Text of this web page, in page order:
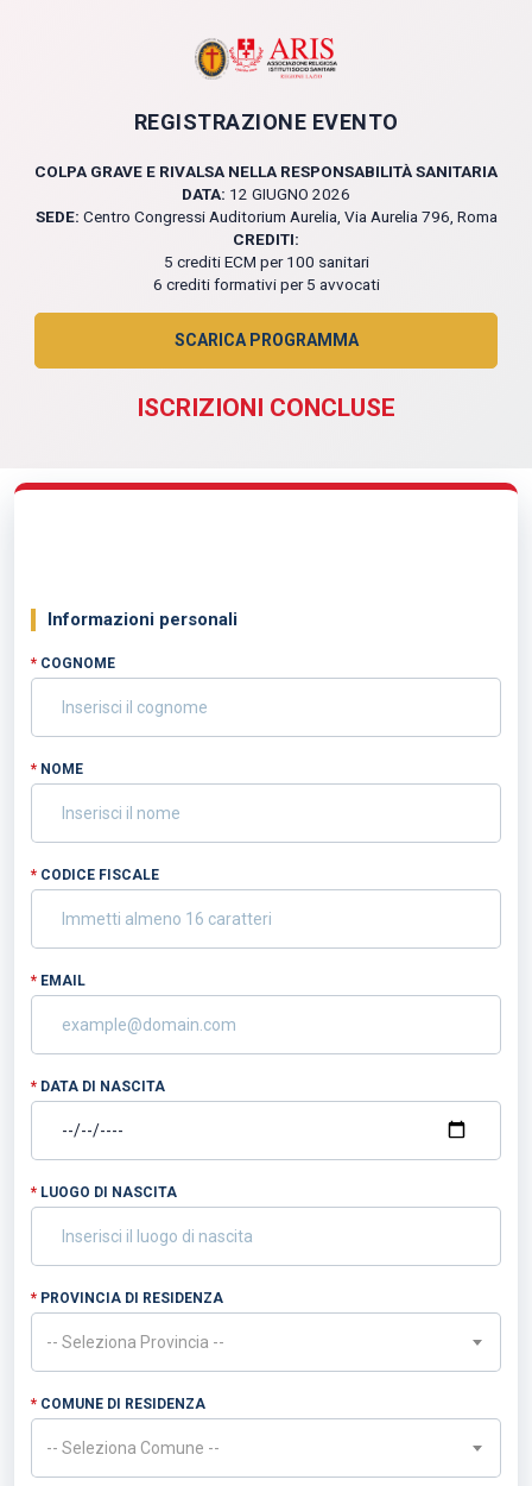
Registrazione
REGISTRAZIONE EVENTO
COLPA GRAVE E RIVALSA NELLA RESPONSABILITÀ SANITARIA
DATA: 12 GIUGNO 2026
SEDE: Centro Congressi Auditorium Aurelia, Via Aurelia 796, Roma
CREDITI:
5 crediti ECM per 100 sanitari
6 crediti formativi per 5 avvocati
SCARICA PROGRAMMA
ISCRIZIONI CONCLUSE
Informazioni personali
* COGNOME
* NOME
* CODICE FISCALE
* EMAIL
* DATA DI NASCITA
* LUOGO DI NASCITA
* PROVINCIA DI RESIDENZA
Required
-- Seleziona Provincia --
* COMUNE DI RESIDENZA
Required
-- Seleziona Comune --